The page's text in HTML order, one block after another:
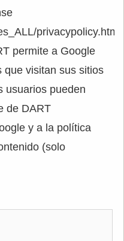
permite a Google
que visitan sus sitios
usuarios pueden
de DART
y a la política
(solo